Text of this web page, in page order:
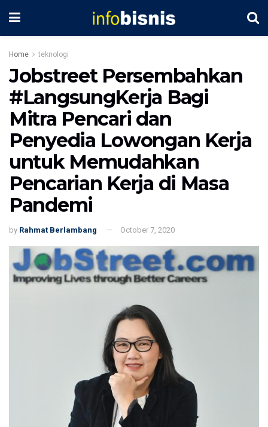
Home teknologi
Jobstreet Persembahkan
#LangsungKerja Bagi
Mitra Pencari dan
Penyedia Lowongan Kerja
untuk Memudahkan
Pencarian Kerja di Masa
Pandemi
by Rahmat Berlambang October 7, 2020